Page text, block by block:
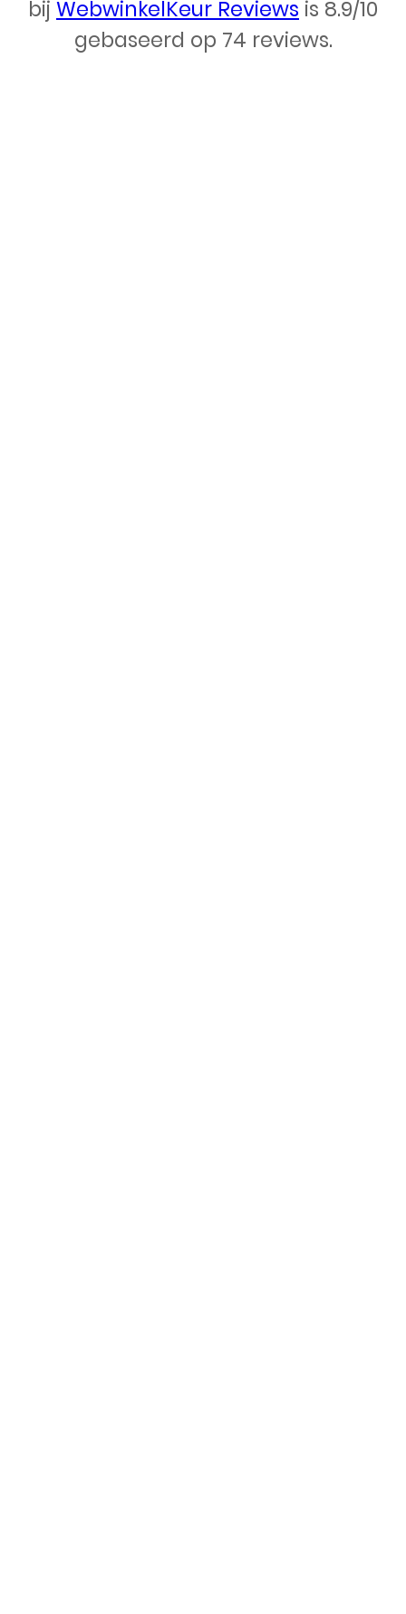
bij WebwinkelKeur Reviews is 8.9/10
gebaseerd op 74 reviews.